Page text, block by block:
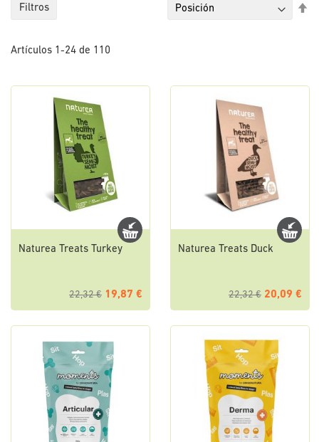
Artículos 1 -24 de 110
Naturea Treats Turkey
22,32 € 19,87 €
Naturea Treats Duck
22,32 € 20,09 €
Filtros